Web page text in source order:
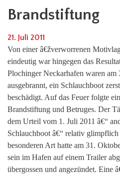
Brandstiftung
21. Juli 2011
Von einer â€žverworrenen
eindeutig war hingegen das
Plochinger Neckarhafen waren
ausgebrannt, ein Schlauchboot
beschädigt. Auf das Feuer folgte
Brandstiftung und Betruges. Der
dem Urteil vom 1. Juli 2011 â€“
Schlauchboot â€“ relativ
besonderen Art hatte am 31.
sein im Hafen auf einem Trailer
übergossen und angezündet. Eine